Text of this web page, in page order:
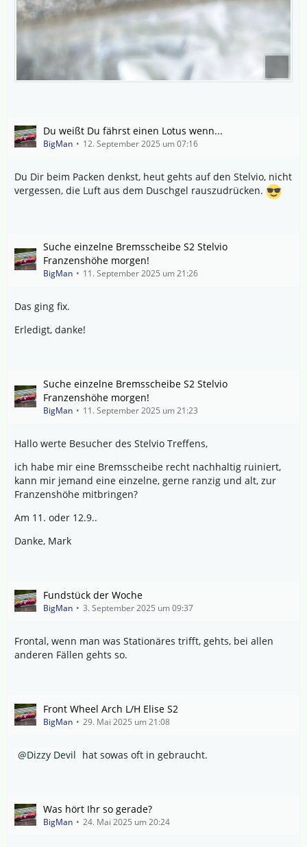
Du weißt Du fährst einen Lotus wenn...
BigMan 12. September 2025 um 07:16
Du Dir beim Packen denkst, heut gehts auf den Stelvio, nicht
vergessen, die Luft aus dem Duschgel rauszudrücken.
Suche einzelne Bremsscheibe S2 Stelvio
Franzenshöhe morgen!
BigMan 11. September 2025 um 21:26
Das ging fix.
Erledigt, danke!
Suche einzelne Bremsscheibe S2 Stelvio
Franzenshöhe morgen!
BigMan 11. September 2025 um 21:23
Hallo werte Besucher des Stelvio Treffens,
ich habe mir eine Bremsscheibe recht nachhaltig ruiniert,
kann mir jemand eine einzelne, gerne ranzig und alt, zur
Franzenshöhe mitbringen?
Am 11. oder 12.9..
Danke, Mark
Fundstück der Woche
BigMan 3. September 2025 um 09:37
Frontal, wenn man was Stationäres trifft, gehts, bei allen
anderen Fällen gehts so.
Front Wheel Arch L/H Elise S2
BigMan 29. Mai 2025 um 21:08
Dizzy Devil hat sowas oft in gebraucht.
Was hört Ihr so gerade?
BigMan 24. Mai 2025 um 20:24